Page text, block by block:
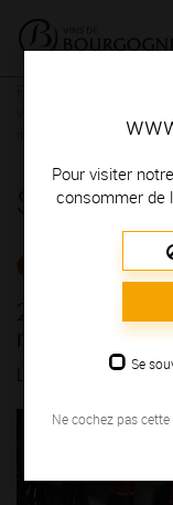
Pour visiter
consommer de
Se
Ne cochez pas
vins de Bourgogne
Salle de
INFOS
2025 : Les
malgré un
LE 17/11/2025